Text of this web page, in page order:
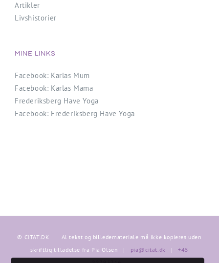
Artikler
Livshistorier
MINE LINKS
Facebook: Karlas Mum
Facebook: Karlas Mama
Frederiksberg Have Yoga
Facebook: Frederiksberg Have Yoga
© CITAT.DK | Al tekst og billedemateriale må ikke kopieres uden
skriftlig tilladelse fra Pia Olsen | pia@citat.dk |+45